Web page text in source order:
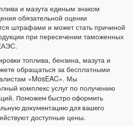
и мазута единым знаком
обязательной оценки
штрафами и может стать причиной
при пересечении таможенных
топлива, бензина, мазута и
обращаться за бесплатными
«MosEAC». Мы
комплекс услуг по получению
Поможем быстро оформить
документацию для вашего
доступные цены.